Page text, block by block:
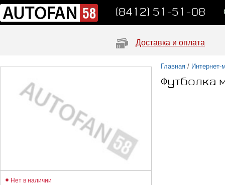
(8412) 51-51-08
Доставка и оплата
Главная / Интернет-
Футболка
Нет в наличии